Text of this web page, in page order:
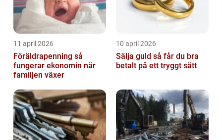
11 april 2026
Föräldrapenning så
fungerar ekonomin när
familjen växer
10 april 2026
Sälja guld så får du bra
betalt på ett tryggt sätt